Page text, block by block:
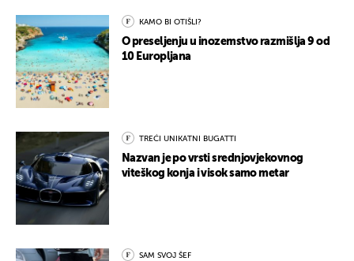
KAMO BI OTIŠLI?
O preseljenju u inozemstvo razmišlja 9 od
10 Europljana
TREĆI UNIKATNI BUGATTI
Nazvan je po vrsti srednjovjekovnog
viteškog konja i visok samo metar
SAM SVOJ ŠEF